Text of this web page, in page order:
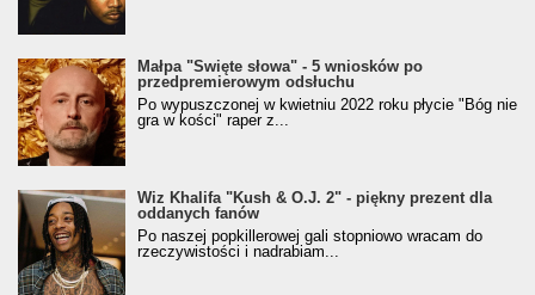
Małpa "Święte słowa" - 5 wniosków po
przedpremierowym odsłuchu
Po wypuszczonej w kwietniu 2022 roku płycie "Bóg nie
gra w kości" raper z...
Wiz Khalifa "Kush & O.J. 2" - piękny prezent dla
oddanych fanów
Po naszej popkillerowej gali stopniowo wracam do
rzeczywistości i nadrabiam...